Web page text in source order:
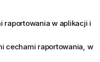
raportowania w aplikacji i
cechami raportowania, w